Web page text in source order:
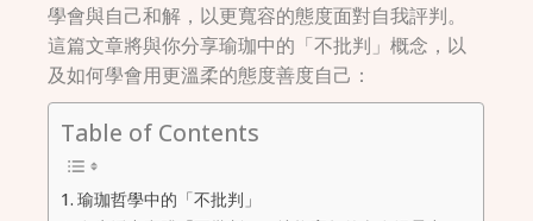
學會與自己和解，以更寬容的態度面對自我評判。
這篇文章將與你分享瑜珈中的「不批判」概念，以
及如何學會用更溫柔的態度善度自己：
Table of Contents
瑜珈哲學中的「不批判」